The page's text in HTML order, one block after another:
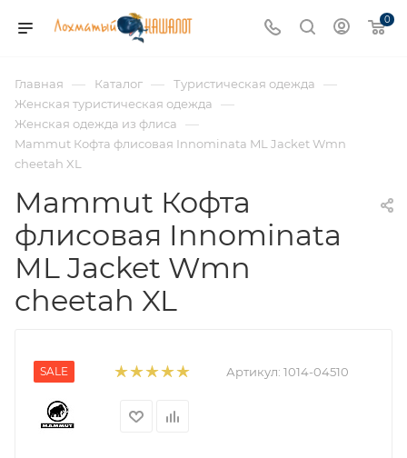
0
Главная — Каталог — Туристическая одежда —
Женская туристическая одежда —
Женская одежда из флиса —
Mammut Кофта флисовая Innominata ML Jacket Wmn
cheetah XL
Mammut Кофта
флисовая Innominata
ML Jacket Wmn
cheetah XL
SALE Артикул: 1014-04510